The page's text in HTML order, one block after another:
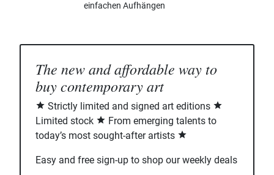
einfachen Aufhängen
The new and affordable way to
buy contemporary art
Strictly limited and signed art editions
Limited stock
From emerging talents to
today’s most sought-after artists
Easy and free sign-up to shop our weekly deals